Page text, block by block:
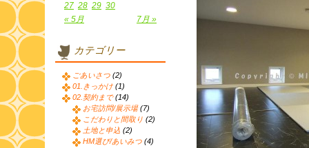
« 5月 7月 »
27 28 29 30
カテゴリー
ごあいさつ (2)
01.きっかけ (1)
02.契約まで(14)
お宅訪問/展示場(7)
こだわりと間取り (2)
土地と申込 (2)
HM選び/あいみつ (4)